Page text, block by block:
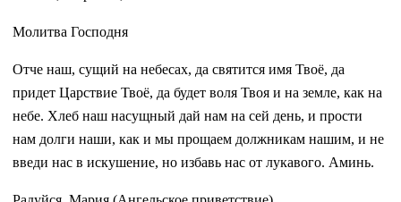
Молитва Господня
Отче наш, сущий на небесах, да святится имя Твоё, да
придет Царствие Твоё, да будет воля Твоя и на земле, как на
небе. Хлеб наш насущный дай нам на сей день, и прости
нам долги наши, как и мы прощаем должникам нашим, и не
введи нас в искушение, но избавь нас от лукавого. Аминь.